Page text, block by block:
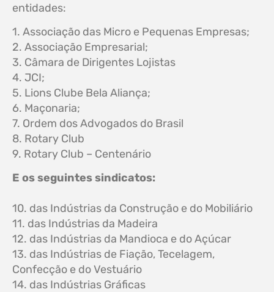
entidades:
1. Associação das Micro e Pequenas Empresas;
2. Associação Empresarial;
3. Câmara de Dirigentes Lojistas
4. JCI;
5. Lions Clube Bela Aliança;
6. Maçonaria;
7. Ordem dos Advogados do Brasil
8. Rotary Club
9. Rotary Club – Centenário
E os seguintes sindicatos:
10. das Indústrias da Construção e do Mobiliário
11. das Indústrias da Madeira
12. das Indústrias da Mandioca e do Açúcar
13. das Indústrias de Fiação, Tecelagem,
Confecção e do Vestuário
14. das Indústrias Gráficas